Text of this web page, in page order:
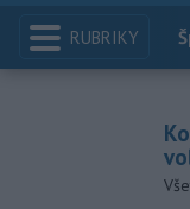
RUBRIKY